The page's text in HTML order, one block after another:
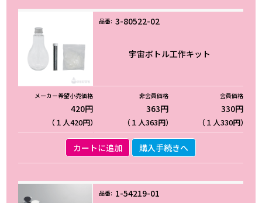
3-80522-02
宇宙ボトル工作キット
420円
（１人420円）
363円
（１人363円）
330円
（１人330円）
カートに追加 購入手続きへ
1-54219-01